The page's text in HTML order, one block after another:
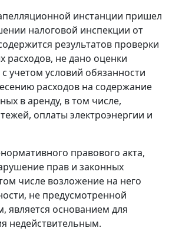
инстанции пришел
налоговой инспекции от
результатов проверки
расходов, не дано оценки
учетом условий обязанности
расходов на содержание
в аренду, в том числе,
оплаты электроэнергии и
правового акта,
прав и законных
числе возложение на него
не предусмотренной
является основанием для
недействительным.